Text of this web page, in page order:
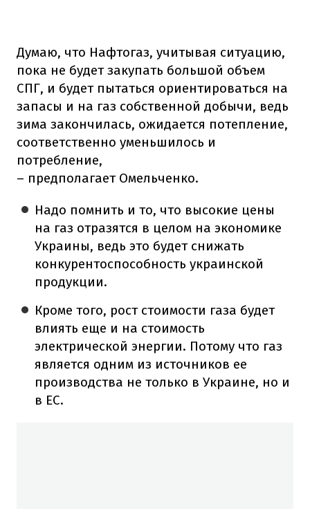
Думаю, что Нафтогаз, учитывая ситуацию,
пока не будет закупать большой объем
СПГ, и будет пытаться ориентироваться на
запасы и на газ собственной добычи, ведь
зима закончилась, ожидается потепление,
соответственно уменьшилось и
потребление,
– предполагает Омельченко.
Надо помнить и то, что высокие цены
на газ отразятся в целом на экономике
Украины, ведь это будет снижать
конкурентоспособность украинской
продукции.
Кроме того, рост стоимости газа будет
влиять еще и на стоимость
электрической энергии. Потому что газ
является одним из источников ее
производства не только в Украине, но и
в ЕС.